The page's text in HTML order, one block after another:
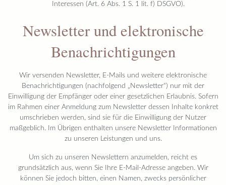
Interessen (Art. 6 Abs. 1 S. 1 lit. f) DSGVO).
Newsletter und elektronische
Benachrichtigungen
Wir versenden Newsletter, E-Mails und weitere elektronische
Benachrichtigungen (nachfolgend „Newsletter“) nur mit der
Einwilligung der Empfänger oder einer gesetzlichen Erlaubnis. Sofern
im Rahmen einer Anmeldung zum Newsletter dessen Inhalte konkret
umschrieben werden, sind sie für die Einwilligung der Nutzer
maßgeblich. Im Übrigen enthalten unsere Newsletter Informationen
zu unseren Leistungen und uns.
Um sich zu unseren Newslettern anzumelden, reicht es
grundsätzlich aus, wenn Sie Ihre E-Mail-Adresse angeben. Wir
können Sie jedoch bitten, einen Namen, zwecks persönlicher